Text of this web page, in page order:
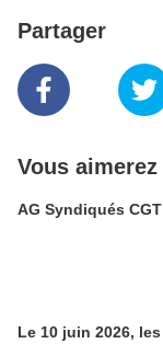
Partager
Vous
AG Syndiqués
Le 10 juin 2026,